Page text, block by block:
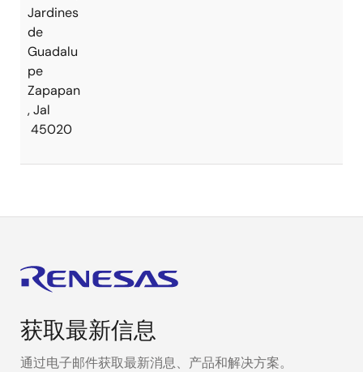
Jardines
de
Guadalu
pe
Zapapan
, Jal
45020
获取最新信息
通过电子邮件获取最新消息、产品和解决方案。